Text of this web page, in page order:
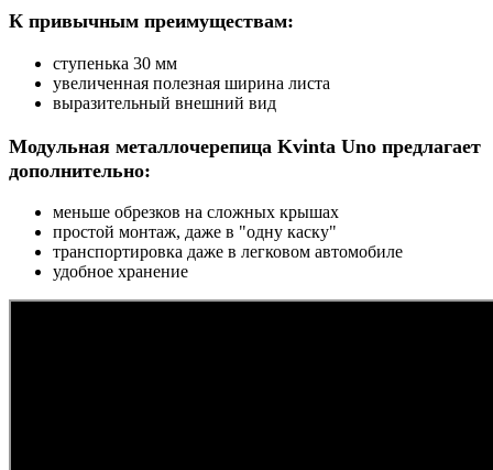
К привычным преимуществам:
ступенька 30 мм
увеличенная полезная ширина листа
выразительный внешний вид
Модульная металлочерепица Kvinta Uno предлагает
дополнительно:
меньше обрезков на сложных крышах
простой монтаж, даже в "одну каску"
транспортировка даже в легковом автомобиле
удобное хранение